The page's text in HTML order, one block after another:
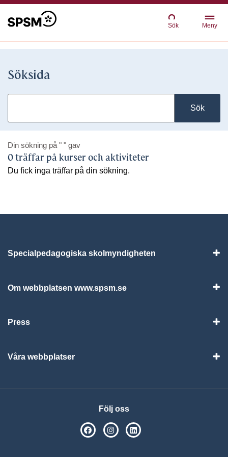
Sök Meny
Söksida
Sök
Din sökning på " " gav
0 träffar på kurser och aktiviteter
Du fick inga träffar på din sökning.
Specialpedagogiska skolmyndigheten
Om webbplatsen www.spsm.se
Press
Våra webbplatser
Följ oss
SPSM på Facebook
SPSM på Instagram